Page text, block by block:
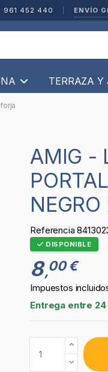
961 452 440 ENVÍO
TERRAZA Y
AMIG - LETRA B PARA CASAS O
Referencia
DISPONIBLE
8,00 €
Impuestos
Entrega entre